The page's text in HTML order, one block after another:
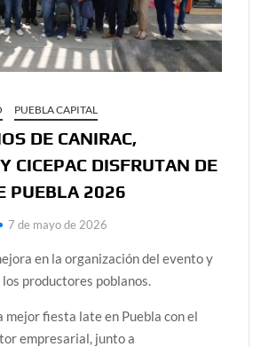
PUEBLA CAPITAL
DE CANIRAC,
CICEPAC DISFRUTAN DE
PUEBLA 2026
7 de mayo de 2026
en la organización del evento y
productores poblanos.
mejor fiesta late en Puebla con el
empresarial, junto a